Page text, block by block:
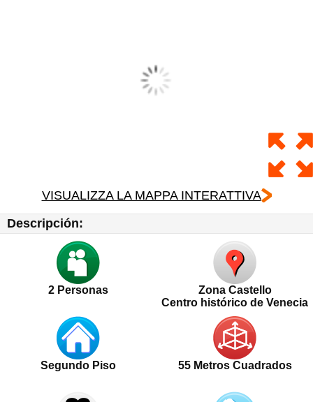
VISUALIZZA LA MAPPA INTERATTIVA
Descripción:
2 Personas
Zona Castello
Centro histórico de Venecia
Segundo Piso 55 Metros Cuadrados